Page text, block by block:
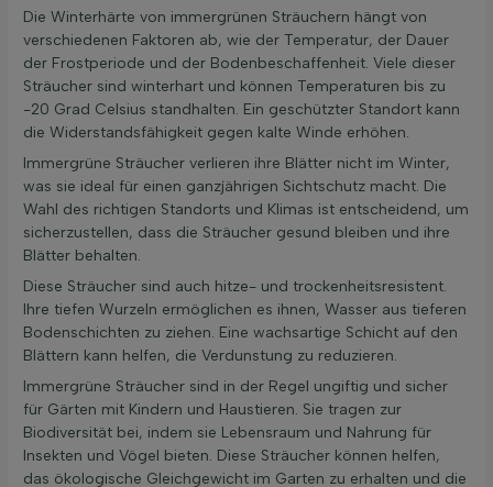
Die Winterhärte von immergrünen Sträuchern hängt von
verschiedenen Faktoren ab, wie der Temperatur, der Dauer
der Frostperiode und der Bodenbeschaffenheit. Viele dieser
Sträucher sind winterhart und können Temperaturen bis zu
-20 Grad Celsius standhalten. Ein geschützter Standort kann
die Widerstandsfähigkeit gegen kalte Winde erhöhen.
Immergrüne Sträucher verlieren ihre Blätter nicht im Winter,
was sie ideal für einen ganzjährigen Sichtschutz macht. Die
Wahl des richtigen Standorts und Klimas ist entscheidend, um
sicherzustellen, dass die Sträucher gesund bleiben und ihre
Blätter behalten.
Diese Sträucher sind auch hitze- und trockenheitsresistent.
Ihre tiefen Wurzeln ermöglichen es ihnen, Wasser aus tieferen
Bodenschichten zu ziehen. Eine wachsartige Schicht auf den
Blättern kann helfen, die Verdunstung zu reduzieren.
Immergrüne Sträucher sind in der Regel ungiftig und sicher
für Gärten mit Kindern und Haustieren. Sie tragen zur
Biodiversität bei, indem sie Lebensraum und Nahrung für
Insekten und Vögel bieten. Diese Sträucher können helfen,
das ökologische Gleichgewicht im Garten zu erhalten und die